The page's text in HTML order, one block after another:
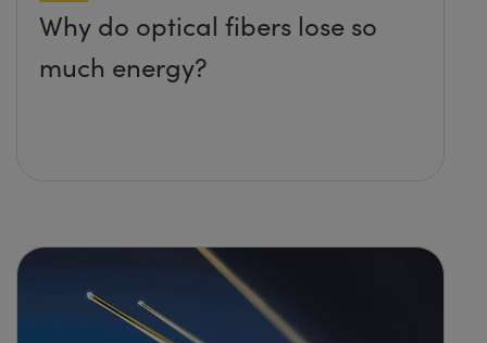
Why do optical fibers lose so
much energy?